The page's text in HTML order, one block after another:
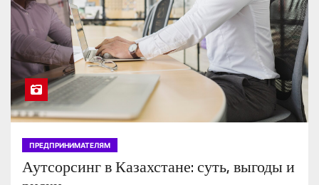
ПРЕДПРИНИМАТЕЛЯМ
Аутсорсинг в Казахстане: суть, выгоды и